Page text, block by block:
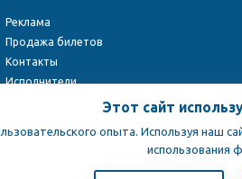
Реклама
Продажа билетов
Контакты
Исполнители
© 2009-2026TENEREVENT
Этот сайт
опыта. Используя наш
использования